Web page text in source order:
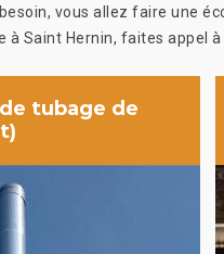
vous allez faire une
à Saint Hernin, faites appel
tubage de